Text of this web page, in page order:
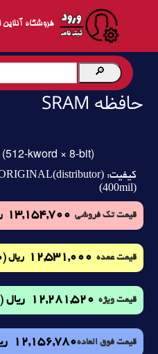
فروشگاه
حافظه SRAM
kword × 8-bit)
کیفیت:
(400mil)
قیمت تک فروشی 13,154,700
قیمت عمده 12,531,000 ریال (10 به بالا)
قیمت ویژه 12,281,520 ریال (100 به بالا)
قیمت فوق العاده12,156,780